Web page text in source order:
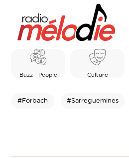
Buzz - People Culture
#Forbach #Sarreguemines